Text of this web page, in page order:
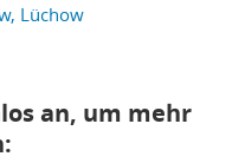
Lüchow
an, um mehr